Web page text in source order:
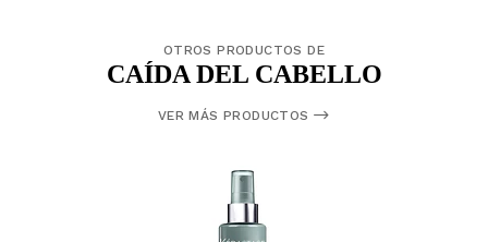
OTROS PRODUCTOS DE
CAÍDA DEL CABELLO
VER MÁS PRODUCTOS